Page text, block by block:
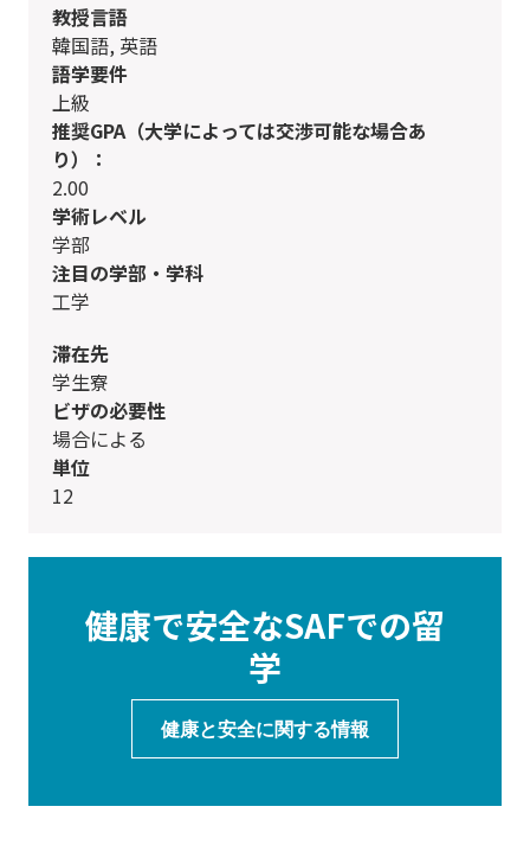
教授言語
韓国語, 英語
語学要件
上級
推奨GPA（大学によっては交渉可能な場合あ
り）：
2.00
学術レベル
学部
注目の学部・学科
工学
滞在先
学生寮
ビザの必要性
場合による
単位
12
健康で安全なSAFでの留
学
健康と安全に関する情報